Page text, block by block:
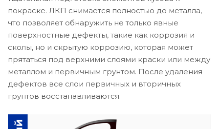
покраске. ЛКП снимается полностью до металла,
что позволяет обнаружить не только явные
поверхностные дефекты, такие как коррозия и
сколы, но и скрытую коррозию, которая может
прятаться под верхними слоями краски или между
металлом и первичным грунтом. После удаления
дефектов все слои первичных и вторичных
грунтов восстанавливаются.